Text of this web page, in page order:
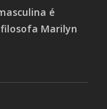
é
Marilyn